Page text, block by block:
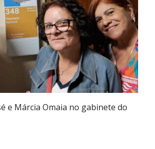
e Márcia Omaia no gabinete do